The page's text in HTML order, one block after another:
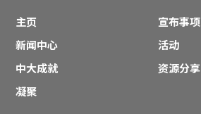
主页
宣布事项
新闻中心
活动
中大成就
资源分享
凝聚